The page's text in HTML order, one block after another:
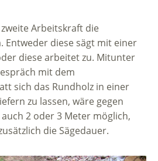
Arbeitskraft die
Entweder diese sägt mit einer
diese arbeitet zu. Mitunter
mit dem
sich das Rundholz in einer
zu lassen, wäre gegen
2 oder 3 Meter möglich,
die Sägedauer.